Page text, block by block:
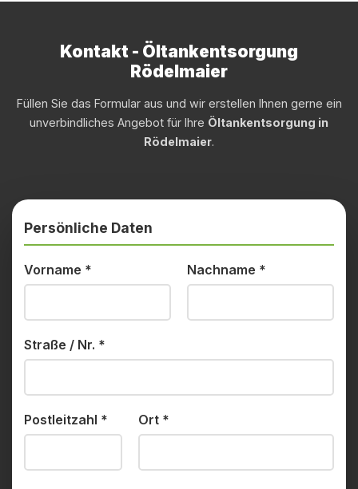
Kontakt - Öltankentsorgung
Rödelmaier
Füllen Sie das Formular aus und wir erstellen Ihnen gerne ein
unverbindliches Angebot für Ihre Öltankentsorgung in
Rödelmaier.
Persönliche Daten
Vorname * Nachname *
Straße / Nr. *
Postleitzahl * Ort *